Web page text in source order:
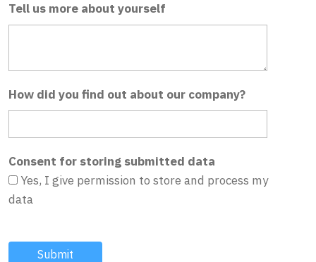
Tell us more about yourself
How did you find out about our company?
Consent for storing submitted data
Yes, I give permission to store and process my
data